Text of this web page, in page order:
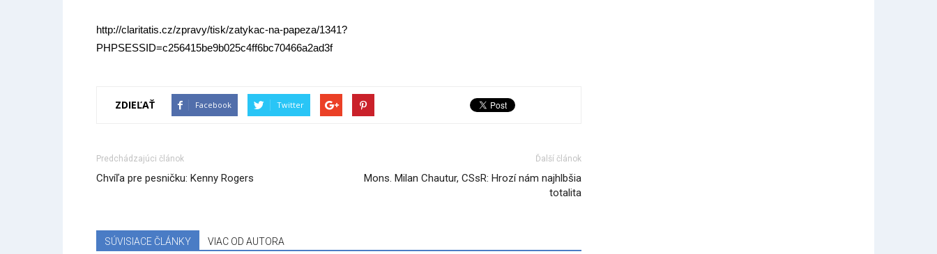
http://claritatis.cz/zpravy/tisk/zatykac-na-papeza/1341?
PHPSESSID=c256415be9b025c4ff6bc70466a2ad3f
ZDIEĽAŤ Facebook Twitter
Predchádzajúci článok
Chvíľa pre pesničku: Kenny Rogers
Ďalší článok
Mons. Milan Chautur, CSsR: Hrozí nám najhlbšia
totalita
SÚVISIACE ČLÁNKY VIAC OD AUTORA